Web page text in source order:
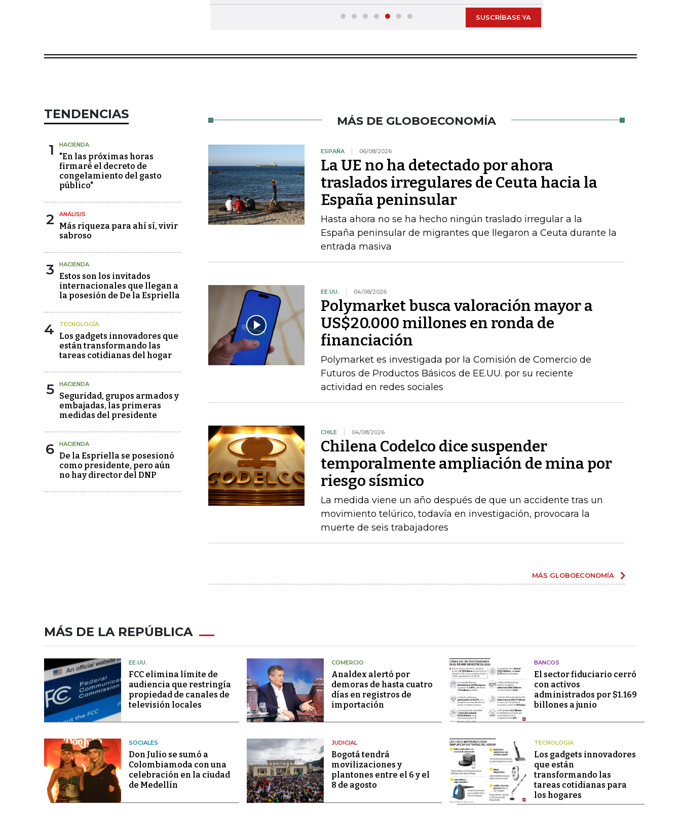
SUSCRÍBASE YA
TENDENCIAS
1 HACIENDA
"En las próximas horas
firmaré el decreto de
congelamiento del gasto
público"
2 ANÁLISIS
Más riqueza para ahí sí, vivir
sabroso
3 HACIENDA
Estos son los invitados
internacionales que llegan a
la posesión de De la Espriella
4 TECNOLOGÍA
Los gadgets innovadores que
están transformando las
tareas cotidianas del hogar
5 HACIENDA
Seguridad, grupos armados y
embajadas, las primeras
medidas del presidente
6 HACIENDA
De la Espriella se posesionó
como presidente, pero aún
no hay director del DNP
MÁS DE GLOBOECONOMÍA
ESPAÑA 06/08/2026
La UE no ha detectado por ahora
traslados irregulares de Ceuta hacia la
España peninsular
Hasta ahora no se ha hecho ningún traslado irregular a la
España peninsular de migrantes que llegaron a Ceuta durante la
entrada masiva
EE.UU. 04/08/2026
Polymarket busca valoración mayor a
US$20.000 millones en ronda de
financiación
Polymarket es investigada por la Comisión de Comercio de
Futuros de Productos Básicos de EE.UU. por su reciente
actividad en redes sociales
CHILE 04/08/2026
Chilena Codelco dice suspender
temporalmente ampliación de mina por
riesgo sísmico
La medida viene un año después de que un accidente tras un
movimiento telúrico, todavía en investigación, provocara la
muerte de seis trabajadores
MÁS GLOBOECONOMÍA
MÁS DE LA REPÚBLICA
EE.UU.
FCC elimina límite de
audiencia que restringía
propiedad de canales de
televisión locales
COMERCIO
Analdex alertó por
demoras de hasta cuatro
días en registros de
importación
BANCOS
El sector fiduciario cerró
con activos
administrados por $1.169
billones a junio
SOCIALES
Don Julio se sumó a
Colombiamoda con una
celebración en la ciudad
de Medellín
JUDICIAL
Bogotá tendrá
movilizaciones y
plantones entre el 6 y el
8 de agosto
TECNOLOGÍA
Los gadgets innovadores
que están
transformando las
tareas cotidianas para
los hogares